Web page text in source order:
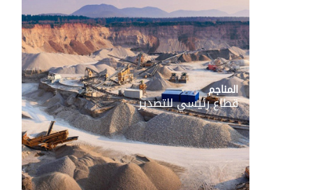
المزيد...
المناجم
قطاع رئيسي للتصدير